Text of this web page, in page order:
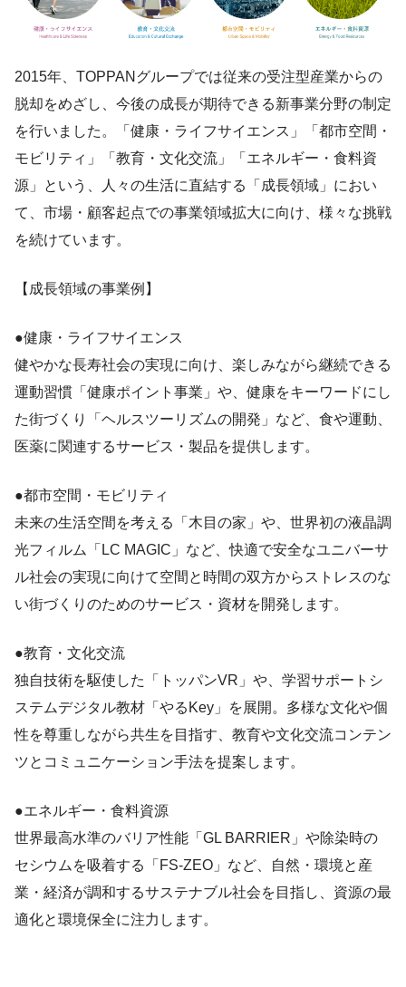
2015年、TOPPANグループでは従来の受注型産業からの
脱却をめざし、今後の成長が期待できる新事業分野の制定
を行いました。「健康・ライフサイエンス」「都市空間・
モビリティ」「教育・文化交流」「エネルギー・食料資
源」という、人々の生活に直結する「成長領域」におい
て、市場・顧客起点での事業領域拡大に向け、様々な挑戦
を続けています。
【成長領域の事業例】
●健康・ライフサイエンス
健やかな長寿社会の実現に向け、楽しみながら継続できる
運動習慣「健康ポイント事業」や、健康をキーワードにし
た街づくり「ヘルスツーリズムの開発」など、食や運動、
医薬に関連するサービス・製品を提供します。
●都市空間・モビリティ
未来の生活空間を考える「木目の家」や、世界初の液晶調
光フィルム「LC MAGIC」など、快適で安全なユニバーサ
ル社会の実現に向けて空間と時間の双方からストレスのな
い街づくりのためのサービス・資材を開発します。
●教育・文化交流
独自技術を駆使した「トッパンVR」や、学習サポートシ
ステムデジタル教材「やるKey」を展開。多様な文化や個
性を尊重しながら共生を目指す、教育や文化交流コンテン
ツとコミュニケーション手法を提案します。
●エネルギー・食料資源
世界最高水準のバリア性能「GL BARRIER」や除染時の
セシウムを吸着する「FS-ZEO」など、自然・環境と産
業・経済が調和するサステナブル社会を目指し、資源の最
適化と環境保全に注力します。